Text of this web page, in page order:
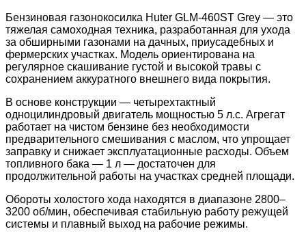
Бензиновая газонокосилка Huter GLM-460ST Grey — это
тяжелая самоходная техника, разработанная для ухода
за обширными газонами на дачных, приусадебных и
фермерских участках. Модель ориентирована на
регулярное скашивание густой и высокой травы с
сохранением аккуратного внешнего вида покрытия.
В основе конструкции — четырехтактный
одноцилиндровый двигатель мощностью 5 л.с. Агрегат
работает на чистом бензине без необходимости
предварительного смешивания с маслом, что упрощает
заправку и снижает эксплуатационные расходы. Объем
топливного бака — 1 л — достаточен для
продолжительной работы на участках средней площади.
Обороты холостого хода находятся в диапазоне 2800–
3200 об/мин, обеспечивая стабильную работу режущей
системы и плавный выход на рабочие режимы.